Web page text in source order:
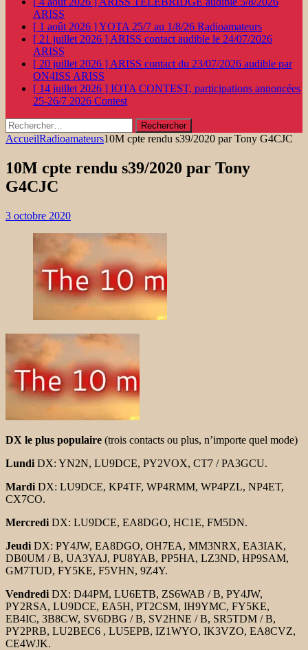
ARISS
[ 1 août 2026 ]YOTA 25/7 au 1/8/26 Radioamateurs
[ 21 juillet 2026 ] ARISS contact audible le 24/07/2026
ARISS
[ 20 juillet 2026 ] ARISS contact du 23/07/2026 audible par
ON4ISS ARISS
[ 14 juillet 2026 ] IOTA CONTEST, participations annoncées
25-26/7 2026 Contest
Rechercher :
AccueilRadioamateurs10M cpte rendu s39/2020 par Tony G4CJC
10M cpte rendu s39/2020 par Tony
G4CJC
3 octobre 2020
DX le plus populaire (trois contacts ou plus, n’importe quel mode)
Lundi DX: YN2N, LU9DCE, PY2VOX, CT7 / PA3GCU.
Mardi DX: LU9DCE, KP4TF, WP4RMM, WP4PZL, NP4ET,
CX7CO.
Mercredi DX: LU9DCE, EA8DGO, HC1E, FM5DN.
Jeudi DX: PY4JW, EA8DGO, OH7EA, MM3NRX, EA3IAK,
DB0UM / B, UA3YAJ, PU8YAB, PP5HA, LZ3ND, HP9SAM,
GM7TUD, FY5KE, F5VHN, 9Z4Y.
Vendredi DX: D44PM, LU6ETB, ZS6WAB / B, PY4JW,
PY2RSA, LU9DCE, EA5H, PT2CSM, IH9YMC, FY5KE,
EB4IC, 3B8CW, SV6DBG / B, SV2HNE / B, SR5TDM / B,
PY2PRB, LU2BEC6 , LU5EPB, IZ1WYO, IK3VZO, EA8CVZ,
CE4WJK.